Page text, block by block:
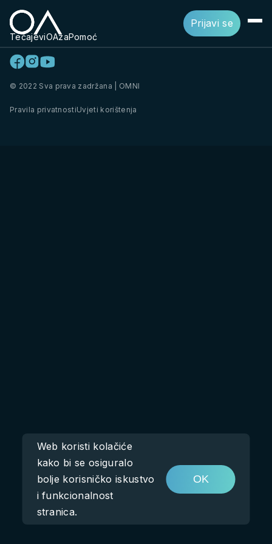
Prijavi se
Web koristi kolačiće
kako bi se osiguralo
bolje korisničko iskustvo
i funkcionalnost
stranica.
OK
TečajeviOAzaPomoć
© 2022 Sva prava zadržana | OMNI
Pravila privatnostiUvjeti korištenja